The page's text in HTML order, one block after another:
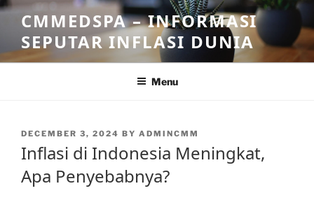
Skip
content
CMMEDSPA – INFORMASI
SEPUTAR INFLASI DUNIA
Menu
POSTED
DECEMBER 3, 2024 BY ADMINCMM
Inflasi di Indonesia Meningkat,
Apa Penyebabnya?